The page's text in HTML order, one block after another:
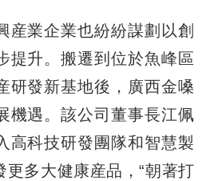
業企業也紛紛謀劃以創
提升。搬遷到位於魚峰區
研發新基地後，廣西金嗓
機遇。該公司董事長江佩
高科技研發團隊和智慧製
更多大健康産品，“朝著打